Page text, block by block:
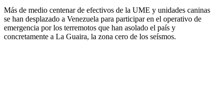
Más de medio centenar de efectivos de la UME y unidades caninas
se han desplazado a Venezuela para participar en el operativo de
emergencia por los terremotos que han asolado el país y
concretamente a La Guaira, la zona cero de los seísmos.